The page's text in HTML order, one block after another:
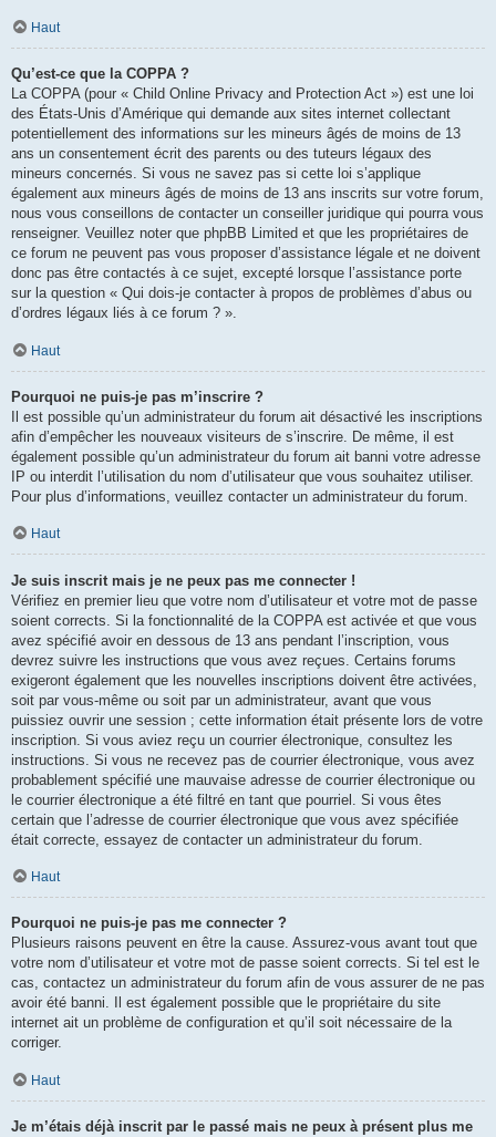
Haut
Qu’est-ce que la COPPA ?
La COPPA (pour « Child Online Privacy and Protection Act ») est une loi
des États-Unis d’Amérique qui demande aux sites internet collectant
potentiellement des informations sur les mineurs âgés de moins de 13
ans un consentement écrit des parents ou des tuteurs légaux des
mineurs concernés. Si vous ne savez pas si cette loi s’applique
également aux mineurs âgés de moins de 13 ans inscrits sur votre forum,
nous vous conseillons de contacter un conseiller juridique qui pourra vous
renseigner. Veuillez noter que phpBB Limited et que les propriétaires de
ce forum ne peuvent pas vous proposer d’assistance légale et ne doivent
donc pas être contactés à ce sujet, excepté lorsque l’assistance porte
sur la question « Qui dois-je contacter à propos de problèmes d’abus ou
d’ordres légaux liés à ce forum ? ».
Haut
Pourquoi ne puis-je pas m’inscrire ?
Il est possible qu’un administrateur du forum ait désactivé les inscriptions
afin d’empêcher les nouveaux visiteurs de s’inscrire. De même, il est
également possible qu’un administrateur du forum ait banni votre adresse
IP ou interdit l’utilisation du nom d’utilisateur que vous souhaitez utiliser.
Pour plus d’informations, veuillez contacter un administrateur du forum.
Haut
Je suis inscrit mais je ne peux pas me connecter !
Vérifiez en premier lieu que votre nom d’utilisateur et votre mot de passe
soient corrects. Si la fonctionnalité de la COPPA est activée et que vous
avez spécifié avoir en dessous de 13 ans pendant l’inscription, vous
devrez suivre les instructions que vous avez reçues. Certains forums
exigeront également que les nouvelles inscriptions doivent être activées,
soit par vous-même ou soit par un administrateur, avant que vous
puissiez ouvrir une session ; cette information était présente lors de votre
inscription. Si vous aviez reçu un courrier électronique, consultez les
instructions. Si vous ne recevez pas de courrier électronique, vous avez
probablement spécifié une mauvaise adresse de courrier électronique ou
le courrier électronique a été filtré en tant que pourriel. Si vous êtes
certain que l’adresse de courrier électronique que vous avez spécifiée
était correcte, essayez de contacter un administrateur du forum.
Haut
Pourquoi ne puis-je pas me connecter ?
Plusieurs raisons peuvent en être la cause. Assurez-vous avant tout que
votre nom d’utilisateur et votre mot de passe soient corrects. Si tel est le
cas, contactez un administrateur du forum afin de vous assurer de ne pas
avoir été banni. Il est également possible que le propriétaire du site
internet ait un problème de configuration et qu’il soit nécessaire de la
corriger.
Haut
Je m’étais déjà inscrit par le passé mais ne peux à présent plus me